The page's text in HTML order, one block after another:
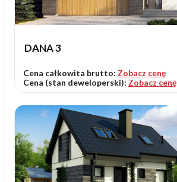
DANA 3
Cena całkowita brutto: Zobacz cenę
Cena (stan deweloperski): Zobacz cenę